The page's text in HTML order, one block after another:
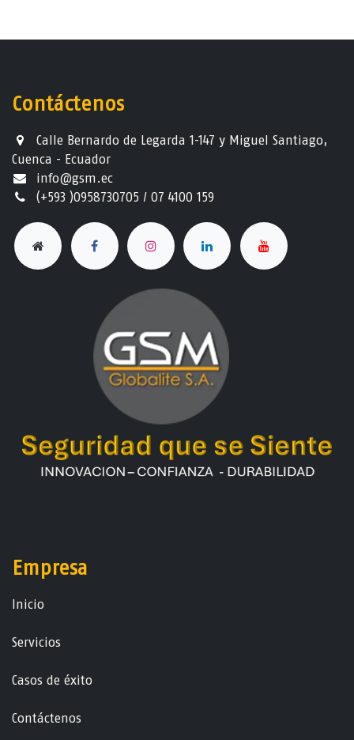
Contáctenos
Calle Bernardo de Legarda 1-147 y Miguel Santiago,
Cuenca - Ecuador
info@gsm.ec​
(+593 )0958730705 / 07 4100 159
Empresa
Ini​ci​o
Servicios
Casos de éxito
Contáctenos